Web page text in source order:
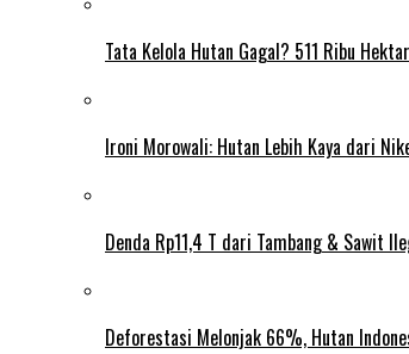
Tata Kelola Hutan Gagal? 511 Ribu
Ironi Morowali: Hutan Lebih Kaya dari
Denda Rp11,4 T dari Tambang & Sawit
Deforestasi Melonjak 66%, Hutan